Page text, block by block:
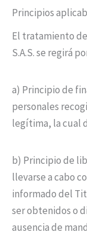
Principios
El tratamiento de
S.A.S. se regirá
a) Principio de
personales
legítima, la cual
b) Principio de
llevarse a cabo
informado del
ser obtenidos o
ausencia de